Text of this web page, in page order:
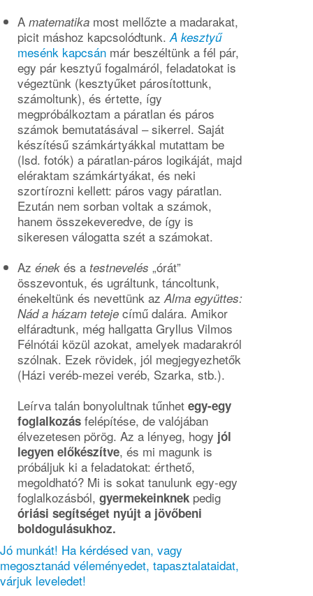
A matematika most mellőzte a madarakat,
picit máshoz kapcsolódtunk. A kesztyű
mesénk kapcsán már beszéltünk a fél pár,
egy pár kesztyű fogalmáról, feladatokat is
végeztünk (kesztyűket párosítottunk,
számoltunk), és értette, így
megpróbálkoztam a páratlan és páros
számok bemutatásával – sikerrel. Saját
készítésű számkártyákkal mutattam be
(lsd. fotók) a páratlan-páros logikáját, majd
eléraktam számkártyákat, és neki
szortírozni kellett: páros vagy páratlan.
Ezután nem sorban voltak a számok,
hanem összekeveredve, de így is
sikeresen válogatta szét a számokat.
Az ének és a testnevelés „órát”
összevontuk, és ugráltunk, táncoltunk,
énekeltünk és nevettünk az Alma együttes:
Nád a házam teteje című dalára. Amikor
elfáradtunk, még hallgatta Gryllus Vilmos
Félnótái közül azokat, amelyek madarakról
szólnak. Ezek rövidek, jól megjegyezhetők
(Házi veréb-mezei veréb, Szarka, stb.).
Leírva talán bonyolultnak tűnhet egy-egy
foglalkozás felépítése, de valójában
élvezetesen pörög. Az a lényeg, hogy jól
legyen előkészítve, és mi magunk is
próbáljuk ki a feladatokat: érthető,
megoldható? Mi is sokat tanulunk egy-egy
foglalkozásból, gyermekeinknek pedig
óriási segítséget nyújt a jövőbeni
boldogulásukhoz.
Jó munkát! Ha kérdésed van, vagy
megosztanád véleményedet, tapasztalataidat,
várjuk leveledet!